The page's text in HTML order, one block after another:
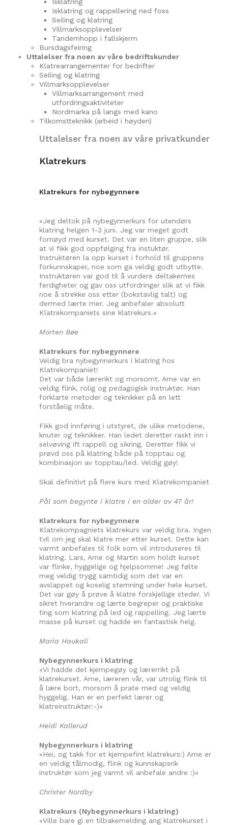
Isklatring og rappellering ned foss
Seiling og klatring
Villmarksopplevelser
Tandemhopp i fallskjerm
Bursdagsfeiring
Uttalelser fra noen av våre bedriftskunder
Klatrearrangementer for bedrifter
Seiling og klatring
Villmarksopplevelser
Villmarksarrangement med
utfordringsaktiviteter
Nordmarka på langs med kano
Tilkomstteknikk (arbeid i høyden)
Uttalelser fra noen av våre privatkunder
Klatrekurs
Klatrekurs for nybegynnere
«Jeg deltok på nybegynnerkurs for utendørs
klatring helgen 1-3 juni. Jeg var meget godt
fornøyd med kurset. Det var en liten gruppe, slik
at vi fikk god oppfølging fra instuktør.
Instruktøren la opp kurset i forhold til gruppens
forkunnskaper, noe som ga veldig godt utbytte.
Instruktøren var god til å vurdere deltakernes
ferdigheter og gav oss utfordringer slik at vi fikk
noe å strekke oss etter (bokstavlig talt) og
dermed lærte mer. Jeg anbefaler absolutt
Klatrekompaniets sine klatrekurs.»
Morten Bøe
Klatrekurs for nybegynnere
Veldig bra nybegynnerkurs i klatring hos
Klatrekompaniet!
Det var både lærerikt og morsomt. Arne var en
veldig flink, rolig og pedagogisk instruktør. Han
forklarte metoder og teknikker på en lett
forståelig måte.
Fikk god innføring i utstyret, de ulike metodene,
knuter og teknikker. Han ledet deretter raskt inn i
selvøving ift rappell og sikring. Deretter fikk vi
prøvd oss på klatring både på topptau og
kombinasjon av topptau/led. Veldig gøy!
Skal definitivt på flere kurs med Klatrekompaniet
Pål som begynte i klatre i en alder av 47 år!
Klatrekurs for nybegynnere
Klatrekompagniets klatrekurs var veldig bra. Ingen
tvil om jeg skal klatre mer etter kurset. Dette kan
varmt anbefales til folk som vil introduseres til
klatring. Lars, Arne og Martin som holdt kurset
var flinke, hyggelige og hjelpsomme! Jeg følte
meg veldig trygg samtidig som det var en
avslappet og koselig stemning under hele kurset.
Det var gøy å prøve å klatre forskjellige steder. Vi
sikret hverandre og lærte begreper og praktiske
ting som klatring på led og rappelling. Jeg lærte
masse på kurset og hadde en fantastisk helg.
Maria Haukali
Nybegynnerkurs i klatring
«Vi hadde det kjempegøy og lærerrikt på
klatrekurset. Arne, læreren vår, var utrolig flink til
å lære bort, morsom å prate med og veldig
hyggelig. Han er en perfekt lærer og
klatreinstruktør:-)»
Heidi Kallerud
Nybegynnerkurs i klatring
«Hei, og takk for et kjempefint klatrekurs:) Arne er
en veldig tålmodig, flink og kunnskapsrik
instruktør som jeg varmt vil anbefale andre :)»
Christer Nordby
Klatrekurs (Nybegynnerkurs i klatring)
«Ville bare gi en tilbakemelding ang klatrekurset i